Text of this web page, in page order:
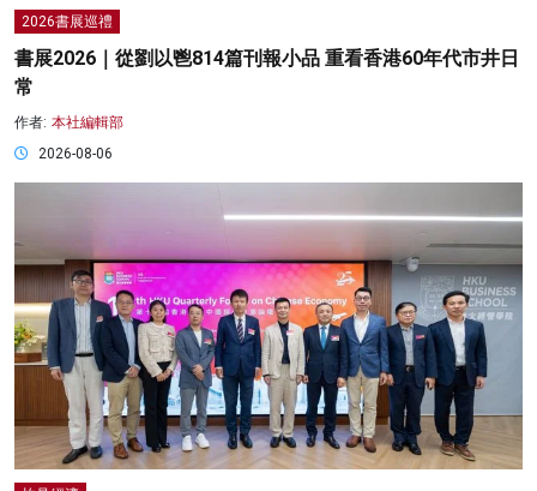
2026書展巡禮
書展2026｜從劉以鬯814篇刊報小品 重看香港60年代市井日
常
作者: 本社編輯部
2026-08-06